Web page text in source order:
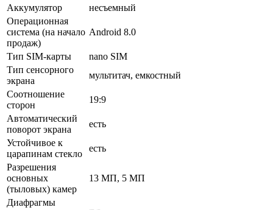
Аккумулятор
несъемный
Операционная
система (на начало
продаж)
Android 8.0
Тип SIM-карты
nano SIM
Тип сенсорного
экрана
мультитач, емкостный
Соотношение
сторон
19:9
Автоматический
поворот экрана
есть
Устойчивое к
царапинам стекло
есть
Разрешения
основных
(тыловых) камер
13 МП, 5 МП
Диафрагмы